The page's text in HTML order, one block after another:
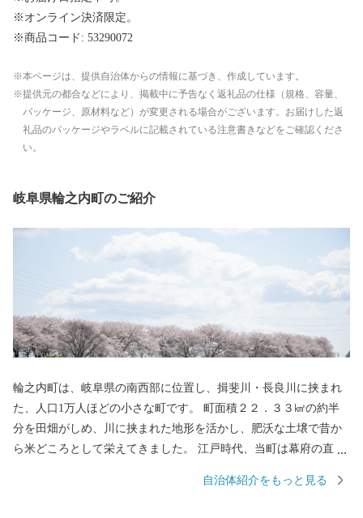
※オンライン決済限定。
※商品コード: 53290072
本ページは、提供自治体からの情報に基づき、作成しています。
提供元の都合などにより、掲載中に予告なく返礼品の仕様（規格、容量、
パッケージ、原材料など）が変更される場合がございます。お届けした返
礼品のパッケージやラベルに記載されている注意書きなどをご確認くださ
い。
岐阜県輪之内町のご紹介
輪之内町は、岐阜県の南西部に位置し、揖斐川・長良川に挟まれ
た、人口1万人ほどの小さな町です。 町面積２２．３３㎢の約半
分を田畑がしめ、川に挟まれた地形を活かし、肥沃な土壌で昔か
ら米どころとして栄えてきました。 江戸時代、当町は幕府の直轄
文献が発見されたことから、当町で広く栽培する水稲『はつし
自治体紹介をもっと見る